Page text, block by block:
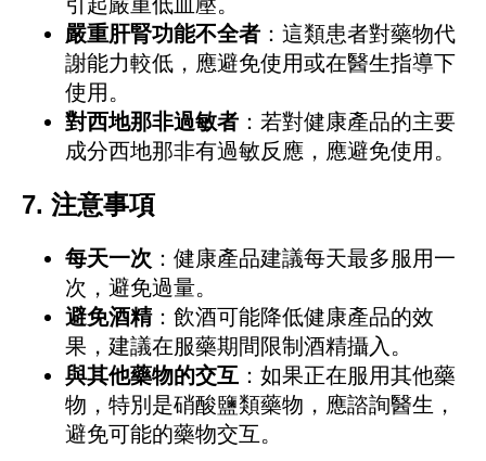
嚴重肝腎功能不全者 ：這類患者對藥物代
謝能力較低，應避免使用或在醫生指導下
使用。
對西地那非過敏者 ：若對健康產品的主要
成分西地那非有過敏反應，應避免使用。
7. 注意事項
每天一次 ：健康產品建議每天最多服用一
次，避免過量。
避免酒精：飲酒可能降低健康產品的效
果，建議在服藥期間限制酒精攝入。
與其他藥物的交互 ：如果正在服用其他藥
物，特別是硝酸鹽類藥物，應諮詢醫生，
避免可能的藥物交互。